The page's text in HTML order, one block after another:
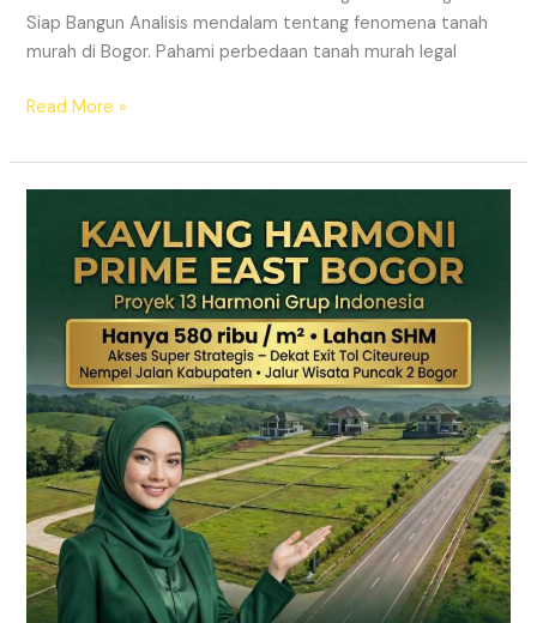
Siap Bangun Analisis mendalam tentang fenomena tanah
murah di Bogor. Pahami perbedaan tanah murah legal
Read More »
Hanjawong
Puncak
Bogor
Gunung
&
SHM
Pecah
Sertifikat